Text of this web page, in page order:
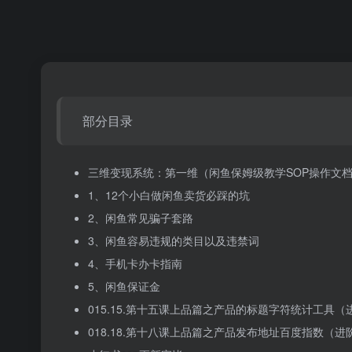
部分目录
三维变现系统：第一维（闲鱼保姆级教学SOP操作文档
1、12个小白做闲鱼卖货必踩的坑
2、闲鱼常见骗子套路
3、闲鱼容易违规的类目以及违禁词
4、手机卡办卡指南
5、闲鱼保证金
015.15.第十五课上品篇之产品的标题字符统计工具（
018.18.第十八课上品篇之产品发布地址百度指数（进